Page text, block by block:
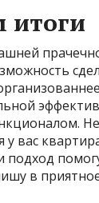
итоги
у вас
подход
в